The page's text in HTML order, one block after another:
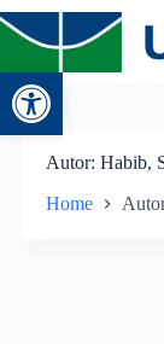
Abrir a
Autor Habib,
Home